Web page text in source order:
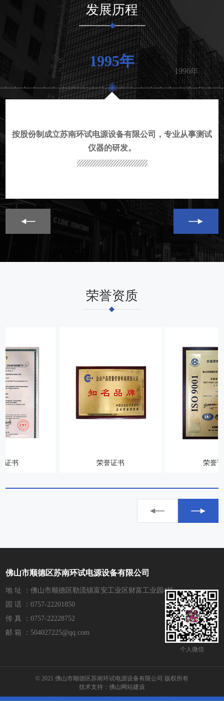
发展历程
1995年
1996年
按股份制成立苏南环试电源设备有限公司，专业从事测试
仪器的研发。
荣誉资质
佛山市顺德区苏南环试电源设备有限公司
地 址 ：佛山市顺德区勒流镇富安工业区财富工业园4栋
固 话 ：0757-22201850
传 真 ：0757-22228752
邮 箱 ：504027225@qq.com
个人微信
© 2021 佛山市顺德区苏南环试电源设备有限公司 版权所有
技术支持： 佛山网站建设